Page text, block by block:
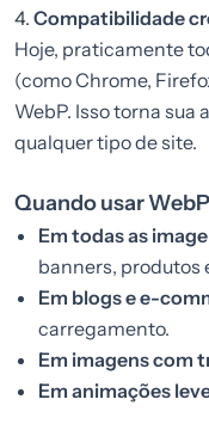
4. Compatibilidade
Hoje, praticamente
(como Chrome,
WebP. Isso torna sua
qualquer tipo de site.
Quando usar WebP
Em todas as
banners, produtos
Em blogs e e-
carregamento.
Em imagens com
Em animações